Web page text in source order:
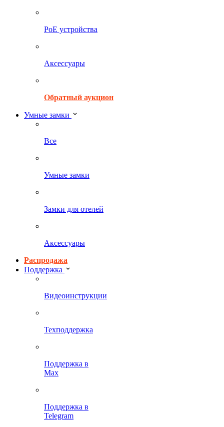
PoE устройства
Аксессуары
Обратный аукцион
Умные замки
Все
Умные замки
Замки для отелей
Аксессуары
Распродажа
Поддержка
Видеоинструкции
Техподдержка
Поддержка в
Max
Поддержка в
Telegram